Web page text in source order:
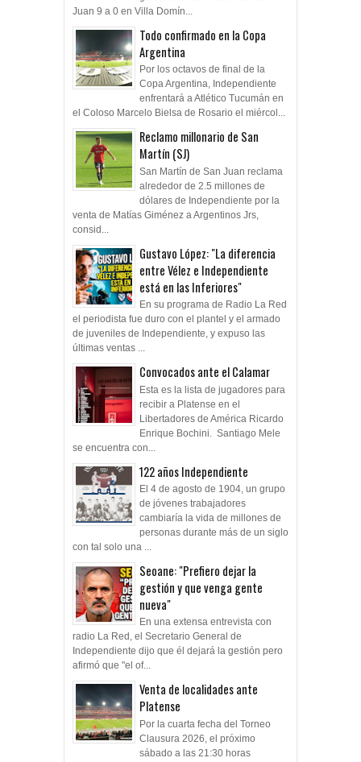
Juan 9 a 0 en Villa Domín...
Todo confirmado en la Copa
Argentina
Por los octavos de final de la
Copa Argentina, Independiente
enfrentará a Atlético Tucumán en
el Coloso Marcelo Bielsa de Rosario el miércol...
Reclamo millonario de San
Martín (SJ)
San Martín de San Juan reclama
alrededor de 2.5 millones de
dólares de Independiente por la
venta de Matías Giménez a Argentinos Jrs,
consid...
Gustavo López: "La diferencia
entre Vélez e Independiente
está en las Inferiores"
En su programa de Radio La Red
el periodista fue duro con el plantel y el armado
de juveniles de Independiente, y expuso las
últimas ventas ...
Convocados ante el Calamar
Esta es la lista de jugadores para
recibir a Platense en el
Libertadores de América Ricardo
Enrique Bochini. Santiago Mele
se encuentra con...
122 años Independiente
El 4 de agosto de 1904, un grupo
de jóvenes trabajadores
cambiaría la vida de millones de
personas durante más de un siglo
con tal solo una ...
Seoane: "Prefiero dejar la
gestión y que venga gente
nueva"
En una extensa entrevista con
radio La Red, el Secretario General de
Independiente dijo que él dejará la gestión pero
afirmó que "el of...
Venta de localidades ante
Platense
Por la cuarta fecha del Torneo
Clausura 2026, el próximo
sábado a las 21:30 horas